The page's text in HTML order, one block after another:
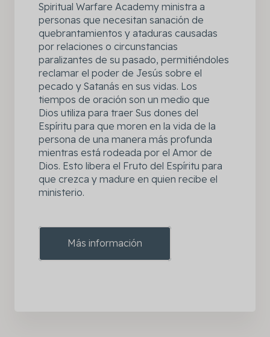
Spiritual Warfare Academy ministra a
personas que necesitan sanación de
quebrantamientos y ataduras causadas
por relaciones o circunstancias
paralizantes de su pasado, permitiéndoles
reclamar el poder de Jesús sobre el
pecado y Satanás en sus vidas. Los
tiempos de oración son un medio que
Dios utiliza para traer Sus dones del
Espíritu para que moren en la vida de la
persona de una manera más profunda
mientras está rodeada por el Amor de
Dios. Esto libera el Fruto del Espíritu para
que crezca y madure en quien recibe el
ministerio.
Más información